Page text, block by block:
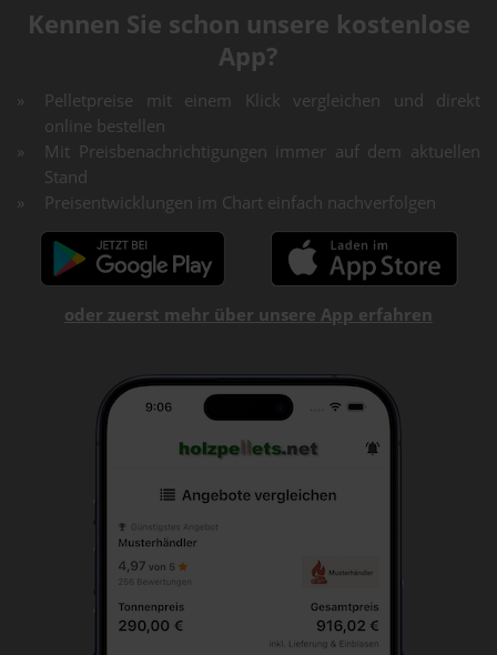
Kennen Sie schon unsere kostenlose
App?
Pelletpreise mit einem Klick vergleichen und direkt
online bestellen
Mit Preisbenachrichtigungen immer auf dem aktuellen
Stand
Preisentwicklungen im Chart einfach nachverfolgen
oder zuerst mehr über unsere App erfahren